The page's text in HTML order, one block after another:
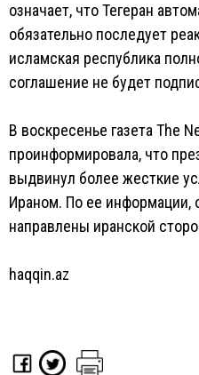
означает, что Тегеран
обязательно последует
исламская республика
соглашение не будет
В воскресенье газета The
проинформировала, что
выдвинул более жесткие
Ираном. По ее информации,
направлены иранской
haqqin.az